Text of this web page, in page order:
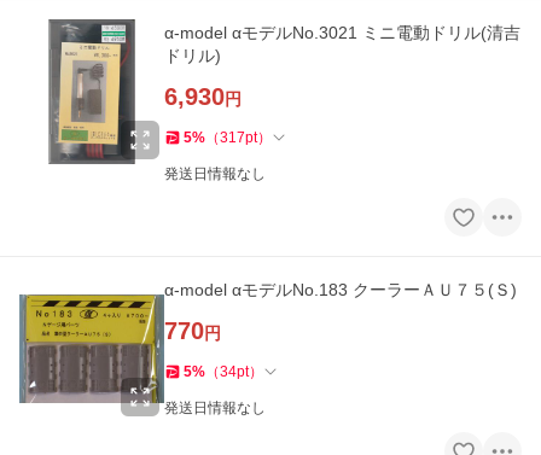
α-model αモデルNo.3021 ミニ電動ドリル(清吉
ドリル)
6,930円
5% （317pt）
発送日情報なし
α-model αモデルNo.183 クーラーＡＵ７５(Ｓ)
770円
5% （34pt）
発送日情報なし